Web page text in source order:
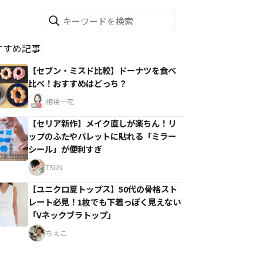
すめ記事
【セブン・ミスド比較】ドーナツを食べ
比べ！おすすめはどっち？
相場一花
【セリア新作】メイク直しが楽ちん！リ
ップのふたやパレットに貼れる「ミラー
シール」が便利すぎ
TSUN
【ユニクロ夏トップス】50代の骨格スト
レート必見！1枚でも下着っぽく見えない
「Vネックブラトップ」
ちえこ